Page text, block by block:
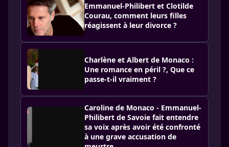
Emmanuel-Philibert et Clotilde
Courau, comment leurs filles
réagissent à leur divorce ?
Charlène et Albert de Monaco :
Une romance en péril ?, Que ce
passe-t-il vraiment ?
Caroline de Monaco - Emmanuel-
Philibert de Savoie fait entendre
sa voix après avoir été confronté
à une grave accusation de